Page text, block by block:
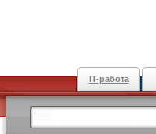
IT-работа